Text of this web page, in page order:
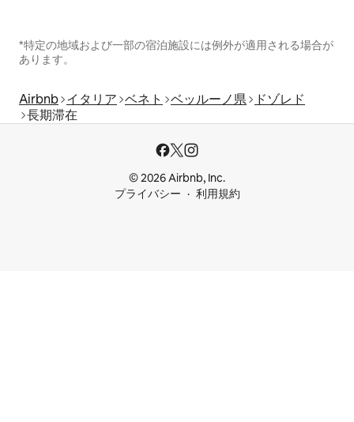
*特定の地域および一部の宿泊施設には例外が適用される場合が
あります。
Airbnb イタリア ベネト ベッルーノ県
ドゾレド
長期滞在
© 2026 Airbnb, Inc.
プライバシー
利用規約